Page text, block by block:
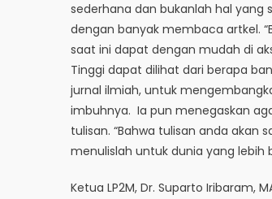
sederhana dan bukanlah hal yang
dengan banyak membaca artkel.
saat ini dapat dengan mudah di
Tinggi dapat dilihat dari berapa
jurnal ilmiah, untuk
imbuhnya. Ia pun menegaskan
tulisan. “Bahwa tulisan anda
menulislah untuk dunia yang lebih
Ketua LP2M, Dr. Suparto Iribaram,